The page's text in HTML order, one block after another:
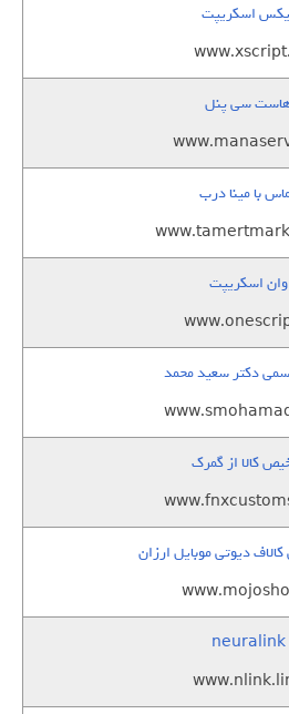
اسکریپت
سی پنل
با مینا درب
وان اسکریپت
دکتر سعید محمد
کالا از گمرک
دیوتی موبایل ارزان
neuralink